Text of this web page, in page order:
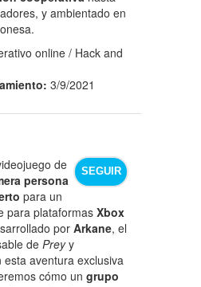
y ambientado en
online / Hack and
3/9/2021
SEGUIR
de
persona
para un
para plataformasXbox
porArkane, el
dePreyy
esta aventura exclusiva
cómo ungrupo